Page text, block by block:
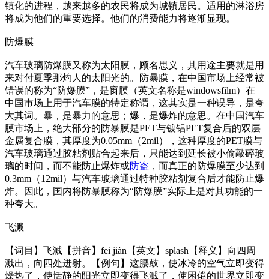
镇化的进程，越来越多的农民将成为城镇居民。适用的淋浴房
将成为他们的重要选择。他们的消费能力将逐渐显现。
防爆膜
汽车玻璃防爆膜又称为太阳膜，顾名思义，其用途主要就是用
来对付夏季那灼人的太阳光的。防暴膜，在中国市场上经常被
错误的称为“防爆膜”，是窗膜（英文名称是windowsfilm）在
中国市场上用于汽车膜的特定称谓，这其实是一种误导，是夸
大其词。暴，是暴力的意思；爆，是爆炸的意思。在中国汽车
膜市场上，绝大部分的防暴膜是PET与镀铝PET复合后的双层
金属复合膜，其厚度为0.05mm（2mil），这种厚度的PET膜与
汽车玻璃通过胶粘剂贴合起来后，只能达到延长被小偷敲碎玻
璃的时间，而不能防止爆炸或防盗 ，而真正的防爆膜至少达到
0.3mm（12mil）与汽车玻璃通过特种胶粘剂复合后才能防止爆
炸。因此，国内将防暴膜称为“防爆膜”实际上是对其功能的一
种夸大。
飞溅
【词目】飞溅【拼音】fēi jiàn【英文】splash【释义】向四周
溅出，向四处迸射。【例句】这腰鼓，使冰冷的空气立即变得
燥热了，使恬静的阳光立即变得飞溅了，使困倦的世界立即变